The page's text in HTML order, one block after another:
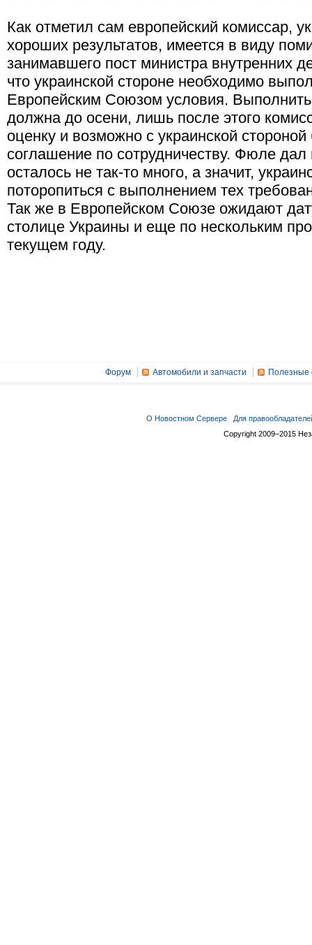
Как отметил сам европейский комиссар,
хороших результатов, имеется в виду
занимавшего пост министра внутренних
что украинской стороне необходимо
Европейским Союзом условия. Выполнить
должна до осени, лишь после этого
оценку и возможно с украинской
соглашение по сотрудничеству. Фюле дал
осталось не так-то много, а значит,
поторопиться с выполнением тех
Так же в Европейском Союзе ожидают
столице Украины и еще по нескольким
текущем году.
Форум Автомобили и запчасти Полезные
О Новостном Сервере
Для
Copyright 2009–2015